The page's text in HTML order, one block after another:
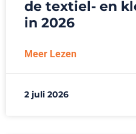
de textiel- en
in 2026
Meer Lezen
2 juli 2026